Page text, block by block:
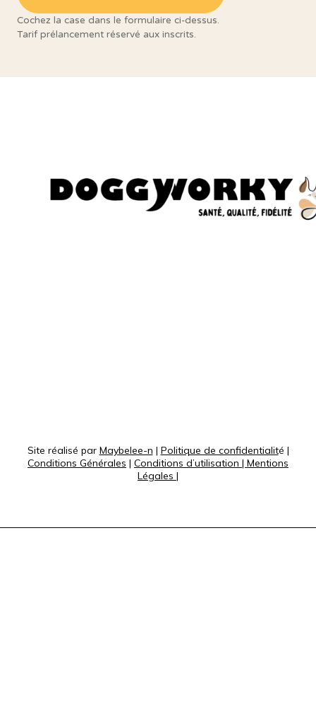
Cochez la case dans le formulaire ci-dessus.
Tarif prélancement réservé aux inscrits.
Site réalisé par Maybelee-n | Politique de confidentialité |
Conditions Générales | Conditions d’utilisation | Mentions
Légales |